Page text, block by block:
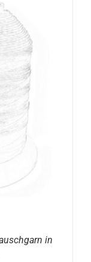
in